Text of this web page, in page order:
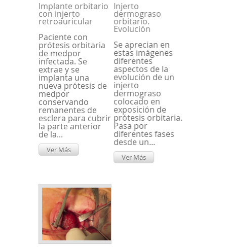
Implante orbitario
con injerto
retroauricular
Paciente con
prótesis orbitaria
de medpor
infectada. Se
extrae y se
implanta una
nueva prótesis de
medpor
conservando
remanentes de
esclera para cubrir
la parte anterior
de la...
Ver Más
Injerto
dermograso
orbitario.
Evolución
Se aprecian en
estas imágenes
diferentes
aspectos de la
evolución de un
injerto
dermograso
colocado en
exposición de
prótesis orbitaria.
Pasa por
diferentes fases
desde un...
Ver Más